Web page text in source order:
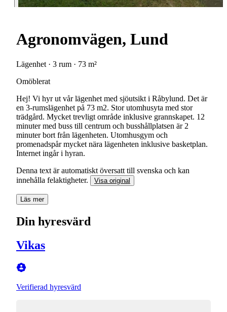
Agronomvägen, Lund
Lägenhet · 3 rum · 73 m²
Omöblerat
Hej! Vi hyr ut vår lägenhet med sjöutsikt i Råbylund. Det är
en 3-rumslägenhet på 73 m2. Stor utomhusyta med stor
trädgård. Mycket trevligt område inklusive grannskapet. 12
minuter med buss till centrum och busshållplatsen är 2
minuter bort från lägenheten. Utomhusgym och
promenadspår mycket nära lägenheten inklusive basketplan.
Internet ingår i hyran.
Denna text är automatiskt översatt till svenska och kan
innehålla felaktigheter.
Visa original
Läs mer
Din hyresvärd
Vikas
Verifierad hyresvärd